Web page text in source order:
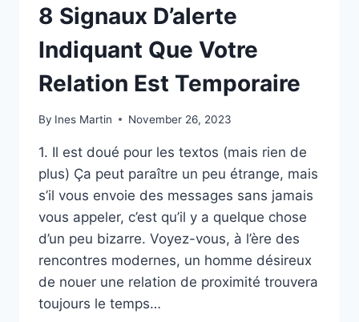
8 Signaux D’alerte
Indiquant Que Votre
Relation Est Temporaire
By Ines Martin November 26, 2023
1. Il est doué pour les textos (mais rien de
plus) Ça peut paraître un peu étrange, mais
s’il vous envoie des messages sans jamais
vous appeler, c’est qu’il y a quelque chose
d’un peu bizarre. Voyez-vous, à l’ère des
rencontres modernes, un homme désireux
de nouer une relation de proximité trouvera
toujours le temps…